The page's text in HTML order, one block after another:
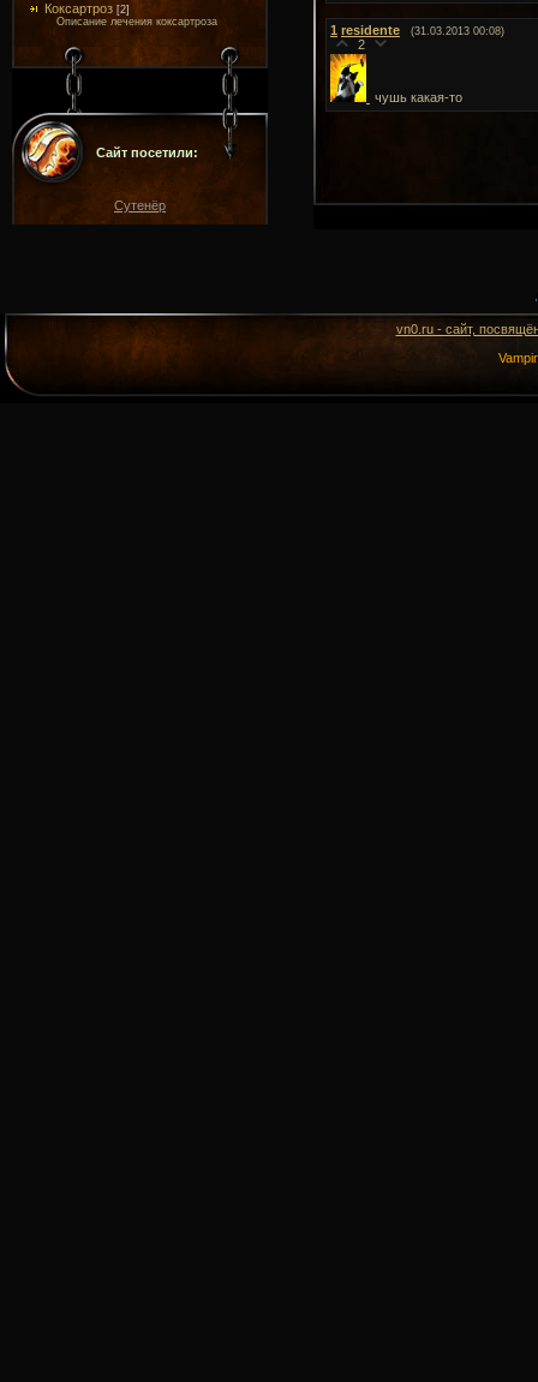
Коксартроз [2]
Описание лечения коксартроза
Сайт посетили:
Сутенёр
1 residente (31.03.2013 00:08)
2
чушь какая-то
vn0.ru - сайт,